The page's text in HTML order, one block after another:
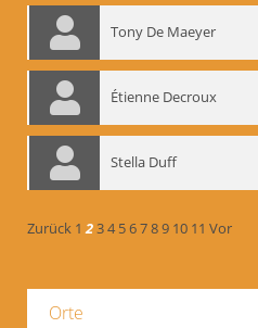
Tony De Maeyer
Étienne Decroux
Stella Duff
Zurück 1 234 56789 10 11 Vor
Orte